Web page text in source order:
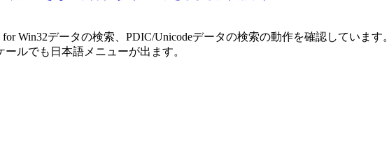
Win32データの検索、PDIC/Unicodeデータの検索の動作を確認しています。
ールでも日本語メニューが出ます。